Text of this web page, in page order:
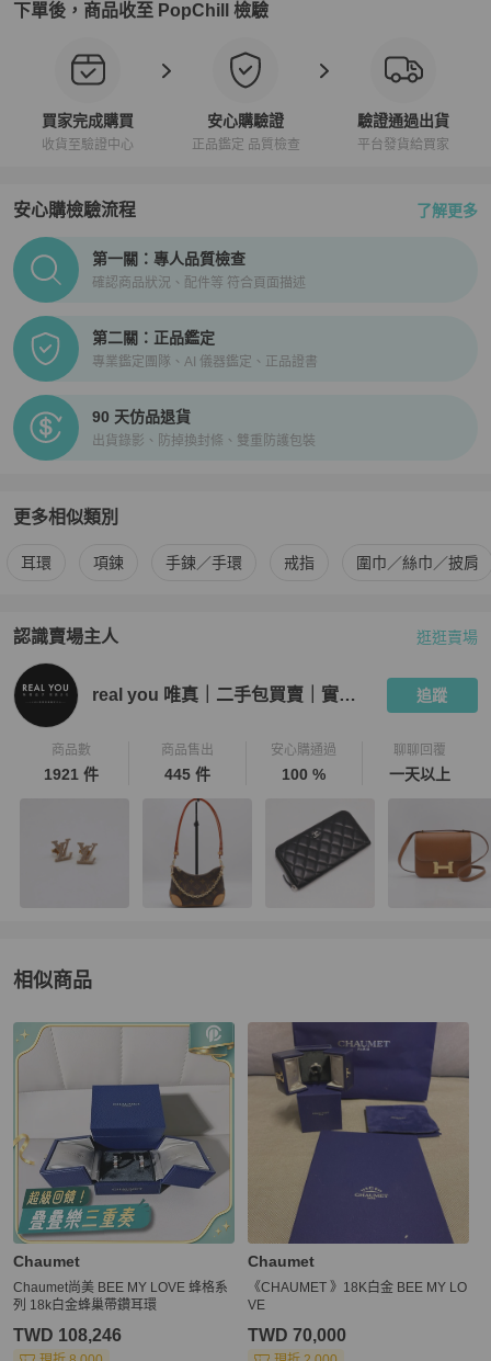
下單後，商品收至 PopChill 檢驗
買家完成購買
收貨至驗證中心
安心購驗證
正品鑑定 品質檢查
驗證通過出貨
平台發貨給買家
安心購檢驗流程 了解更多
PopChill拍拍圈正品驗證、安心購檢驗流程介紹
第一關：專人品質檢查
確認商品狀況、配件等 符合頁面描述
第二關：正品鑑定
專業鑑定團隊、AI 儀器鑑定、正品證書
90 天仿品退貨
出貨錄影、防掉換封條、雙重防護包裝
更多相似類別
更多Chaumet女士配件相似商品推薦
耳環 項鍊 手鍊／手環 戒指 圍巾／絲巾／披肩
認識賣場主人
PopChill 拍拍圈嚴選賣家 real you 唯真｜二手包買賣｜實體門
逛逛賣場
real you 唯真｜二手包買賣｜實體門市 追蹤
商品數
1921 件
商品售出
445 件
安心購通過
100 %
聊聊回覆
一天以上
相似商品
更多相似Chaumet女士配件推薦精品
Chaumet
Chaumet尚美 BEE MY LOVE 蜂格系
列 18k白金蜂巢帶鑽耳環
TWD 108,246
Chaumet
《CHAUMET 》18K白金 BEE MY LO
VE
TWD 70,000